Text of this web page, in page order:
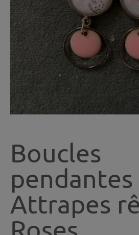
Boucles
pendantes
Attrapes